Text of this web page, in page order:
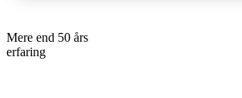
Mere end 50 års
erfaring